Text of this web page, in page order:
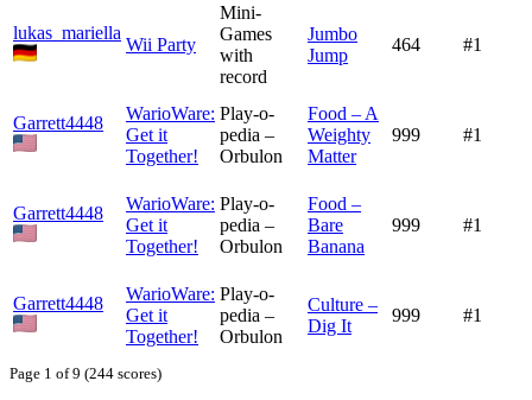
lukas_mariella
Wii Party
Mini-
Games
with
record
Jumbo
Jump
464 #1
Garrett4448
WarioWare:
Get it
Together!
Play-o-
pedia –
Orbulon
Food – A
Weighty
Matter
999 #1
Garrett4448
WarioWare:
Get it
Together!
Play-o-
pedia –
Orbulon
Food –
Bare
Banana
999 #1
Garrett4448
WarioWare:
Get it
Together!
Play-o-
pedia –
Orbulon
Culture –
Dig It
999 #1
Page 1 of 9 (244 scores)